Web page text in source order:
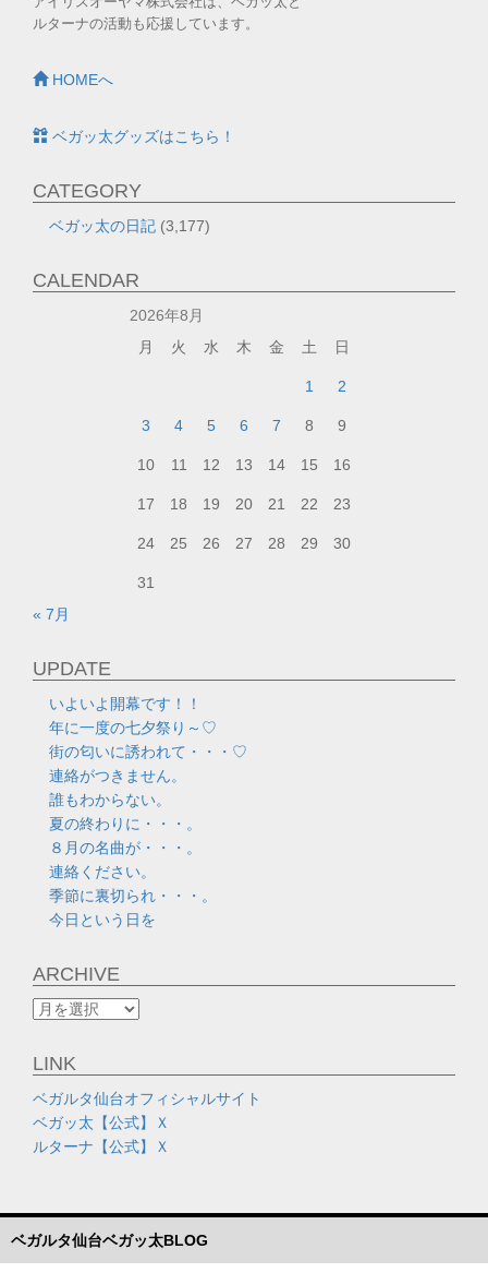
ルターナの活動も応援しています。
HOMEへ
ベガッ太グッズはこちら！
CATEGORY
ベガッ太の日記 (3,177)
CALENDAR
2026年8月
月
火 水 木 金 土 日
1 2
3 4 5 6 7 8 9
10 11 12 13 14 15 16
17 18 19 20 21 22 23
24 25 26 27 28 29 30
31
« 7月
UPDATE
いよいよ開幕です！！
年に一度の七夕祭り～♡
街の匂いに誘われて・・・♡
連絡がつきません。
誰もわからない。
夏の終わりに・・・。
８月の名曲が・・・。
連絡ください。
季節に裏切られ・・・。
今日という日を
ARCHIVE
ARCHIVE
LINK
ベガルタ仙台オフィシャルサイト
ベガッ太【公式】Ｘ
ルターナ【公式】Ｘ
ベガルタ仙台ベガッ太BLOG